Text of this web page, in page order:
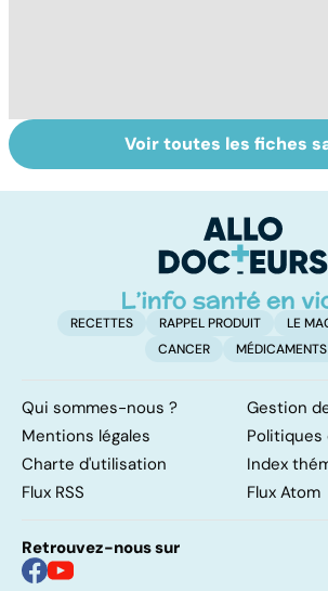
Tout savoir sur
les infections
d'angine
Voir toutes les fiches
RECETTES RAPPEL PRODUIT
LE
CANCER
MÉDICAMENTS
Qui sommes-nous ?
Gestion
Mentions légales
Charte d'utilisation
Index
Flux RSS
Flux Atom
Retrouvez-nous sur